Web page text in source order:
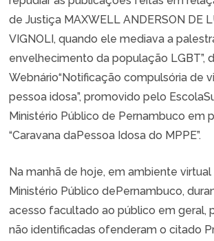
de Justiça MAXWELL ANDERSON DE
VIGNOLI, quando ele mediava a
envelhecimento da população LGBT”,
Webnário“Notificação compulsória de
pessoa idosa”, promovido pelo
Ministério Público de Pernambuco em
“Caravana daPessoa Idosa do MPPE”.
Na manhã de hoje, em ambiente
Ministério Público dePernambuco,
acesso facultado ao público em geral,
não identificadas ofenderam o citado